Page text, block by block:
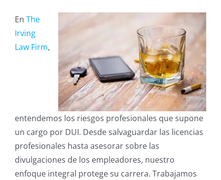
En The
Irving
Law Firm,
entendemos los riesgos profesionales que supone
un cargo por DUI. Desde salvaguardar las licencias
profesionales hasta asesorar sobre las
divulgaciones de los empleadores, nuestro
enfoque integral protege su carrera. Trabajamos